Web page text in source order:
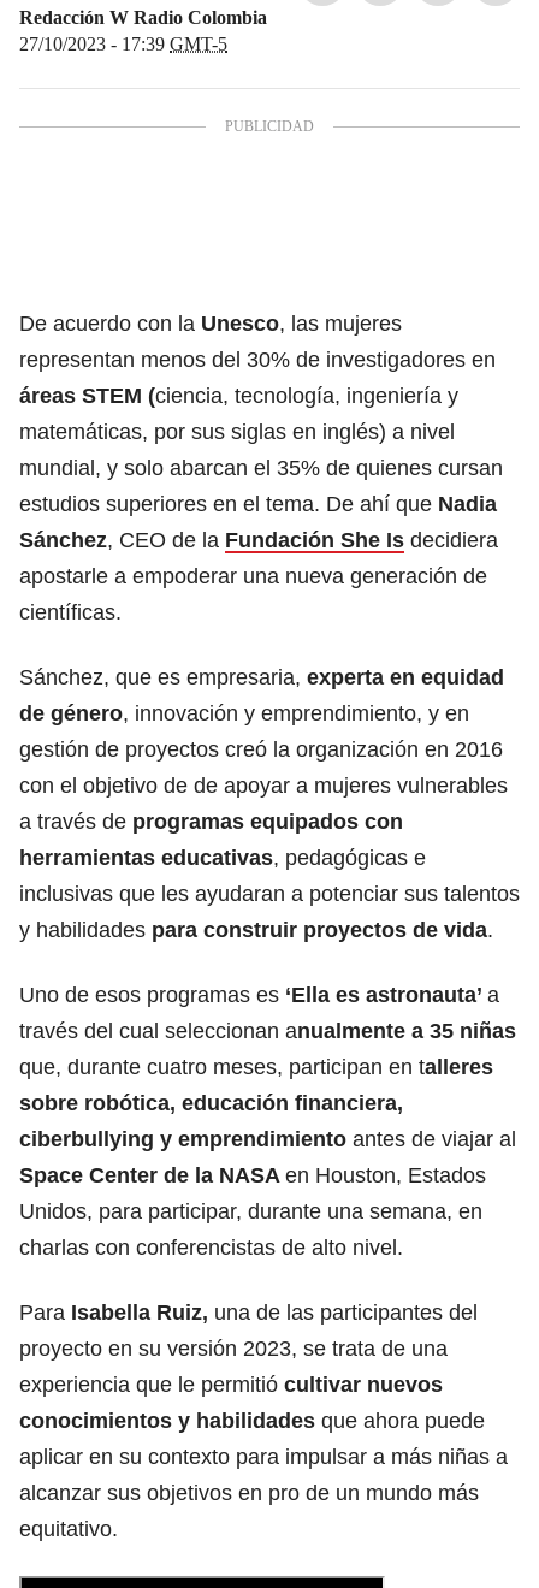
Redacción W Radio Colombia
27/10/2023 - 17:39 GMT-5
De acuerdo con la Unesco, las mujeres
representan menos del 30% de investigadores en
áreas STEM (ciencia, tecnología, ingeniería y
matemáticas, por sus siglas en inglés) a nivel
mundial, y solo abarcan el 35% de quienes cursan
estudios superiores en el tema. De ahí que Nadia
Sánchez, CEO de la Fundación She Is decidiera
apostarle a empoderar una nueva generación de
científicas.
Sánchez, que es empresaria, experta en equidad
de género, innovación y emprendimiento, y en
gestión de proyectos creó la organización en 2016
con el objetivo de de apoyar a mujeres vulnerables
a través de programas equipados con
herramientas educativas, pedagógicas e
inclusivas que les ayudaran a potenciar sus talentos
y habilidades para construir proyectos de vida.
Uno de esos programas es ‘Ella es astronauta’ a
través del cual seleccionan anualmente a 35 niñas
que, durante cuatro meses, participan en talleres
sobre robótica, educación financiera,
ciberbullying y emprendimiento antes de viajar al
Space Center de la NASA en Houston, Estados
Unidos, para participar, durante una semana, en
charlas con conferencistas de alto nivel.
Para Isabella Ruiz, una de las participantes del
proyecto en su versión 2023, se trata de una
experiencia que le permitió cultivar nuevos
conocimientos y habilidades que ahora puede
aplicar en su contexto para impulsar a más niñas a
alcanzar sus objetivos en pro de un mundo más
equitativo.